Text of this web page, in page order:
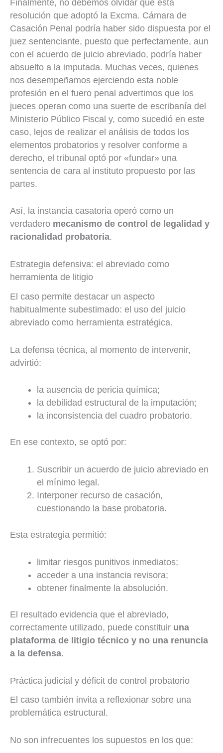
Finalmente, no debemos olvidar que esta
resolución que adoptó la Excma. Cámara de
Casación Penal podría haber sido dispuesta por el
juez sentenciante, puesto que perfectamente, aun
con el acuerdo de juicio abreviado, podría haber
absuelto a la imputada. Muchas veces, quienes
nos desempeñamos ejerciendo esta noble
profesión en el fuero penal advertimos que los
jueces operan como una suerte de escribanía del
Ministerio Público Fiscal y, como sucedió en este
caso, lejos de realizar el análisis de todos los
elementos probatorios y resolver conforme a
derecho, el tribunal optó por «fundar» una
sentencia de cara al instituto propuesto por las
partes.
Así, la instancia casatoria operó como un
verdadero mecanismo de control de legalidad y
racionalidad probatoria.
Estrategia defensiva: el abreviado como
herramienta de litigio
El caso permite destacar un aspecto
habitualmente subestimado: el uso del juicio
abreviado como herramienta estratégica.
La defensa técnica, al momento de intervenir,
advirtió:
la ausencia de pericia química;
la debilidad estructural de la imputación;
la inconsistencia del cuadro probatorio.
En ese contexto, se optó por:
Suscribir un acuerdo de juicio abreviado en
el mínimo legal.
Interponer recurso de casación,
cuestionando la base probatoria.
Esta estrategia permitió:
limitar riesgos punitivos inmediatos;
acceder a una instancia revisora;
obtener finalmente la absolución.
El resultado evidencia que el abreviado,
correctamente utilizado, puede constituir una
plataforma de litigio técnico y no una renuncia
a la defensa.
Práctica judicial y déficit de control probatorio
El caso también invita a reflexionar sobre una
problemática estructural.
No son infrecuentes los supuestos en los que: